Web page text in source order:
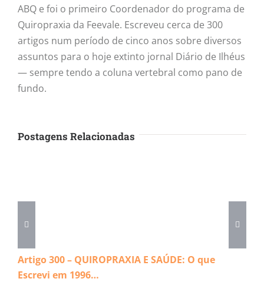
ABQ e foi o primeiro Coordenador do programa de
Quiropraxia da Feevale. Escreveu cerca de 300
artigos num período de cinco anos sobre diversos
assuntos para o hoje extinto jornal Diário de Ilhéus
— sempre tendo a coluna vertebral como pano de
fundo.
Postagens Relacionadas
Artigo 300 – QUIROPRAXIA E SAÚDE: O que
Escrevi em 1996…